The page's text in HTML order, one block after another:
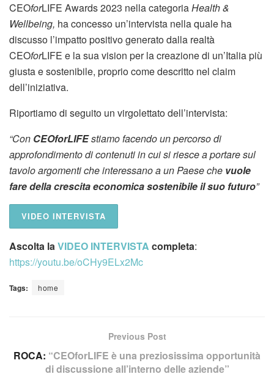
CEOforLIFE Awards 2023 nella categoriaHealth &
Wellbeing, ha concesso un’intervista nella quale ha
discusso l’impatto positivo generato dalla realtà
CEOforLIFE e la sua vision per la creazione di un’Italia più
giusta e sostenibile, proprio come descritto nel claim
dell’iniziativa.
Riportiamo di seguito un virgolettato dell’intervista:
“Con CEOforLIFEstiamo facendo un percorso di
approfondimento di contenuti in cui si riesce a portare sul
tavolo argomenti che interessano a un Paese che vuole
fare della crescita economica sostenibile il suo futuro”
VIDEO INTERVISTA
Ascolta laVIDEO INTERVISTA completa:
https://youtu.be/oCHy9ELx2Mc
Tags: home
Previous Post
ROCA: “CEOforLIFE è una preziosissima opportunità
di discussione all’interno delle aziende”